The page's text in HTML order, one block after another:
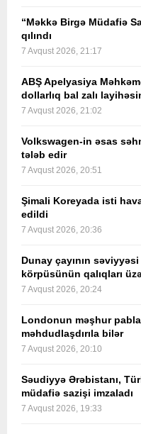
“Məkkə Birgə Müdafiə
qılındı
7 Avqust 2026, 21:17
ABŞ Apelyasiya
dollarlıq bal zalı
7 Avqust 2026, 21:02
Volkswagen-in əsas
tələb edir
7 Avqust 2026, 20:51
Şimali Koreyada isti
edildi
7 Avqust 2026, 20:36
Dunay çayının
körpüsünün qalıqları üzə
7 Avqust 2026, 20:24
Londonun məşhur
məhdudlaşdırıla bilər
7 Avqust 2026, 20:10
Səudiyyə Ərəbistanı,
müdafiə sazişi imzaladı
7 Avqust 2026, 19:33